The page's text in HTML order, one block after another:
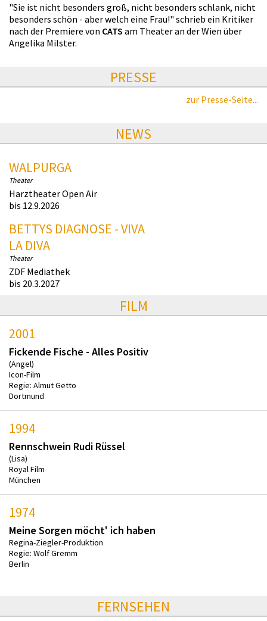
"Sie ist nicht besonders groß, nicht besonders schlank, nicht
besonders schön - aber welch eine Frau!" schrieb ein Kritiker
nach der Premiere von CATS am Theater an der Wien über
Angelika Milster.
PRESSE
zur Presse-Seite...
NEWS
WALPURGA
Theater
Harztheater Open Air
bis 12.9.2026
BETTYS DIAGNOSE - VIVA
LA DIVA
Theater
ZDF Mediathek
bis 20.3.2027
FILM
2001
Fickende Fische - Alles Positiv
(Angel)
Icon-Film
Regie: Almut Getto
Dortmund
1994
Rennschwein Rudi Rüssel
(Lisa)
Royal Film
München
1974
Meine Sorgen möcht' ich haben
Regina-Ziegler-Produktion
Regie: Wolf Gremm
Berlin
FERNSEHEN